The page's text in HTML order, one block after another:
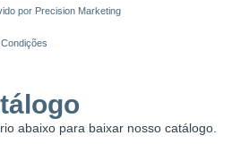
por Precision Marketing
abaixo para baixar nosso catálogo.